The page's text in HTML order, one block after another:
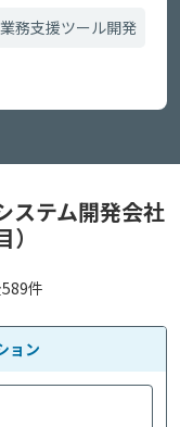
業務支援ツール開発
ステム開発会社
件
ョン